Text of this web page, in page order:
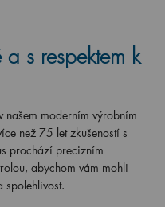
s respektem k
moderním výrobním
než 75 let zkušeností s
prochází precizním
abychom vám mohli
spolehlivost.